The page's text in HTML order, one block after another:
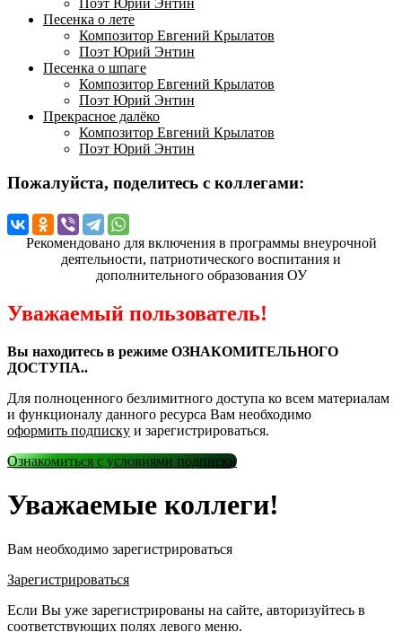
Песенка о лете
Композитор Евгений Крылатов
Поэт Юрий Энтин
Песенка о шпаге
Композитор Евгений Крылатов
Поэт Юрий Энтин
Прекрасное далёко
Композитор Евгений Крылатов
Поэт Юрий Энтин
Пожалуйста, поделитесь с коллегами:
Рекомендовано для включения в программы внеурочной
деятельности, патриотического воспитания и
дополнительного образования ОУ
Уважаемый пользователь!
Вы находитесь в режиме ОЗНАКОМИТЕЛЬНОГО
ДОСТУПА..
Для полноценного безлимитного доступа ко всем материалам
и функционалу данного ресурса Вам необходимо
оформить подписку и зарегистрироваться.
Ознакомиться с условиями подписки
Уважаемые коллеги!
Вам необходимо зарегистрироваться
Зарегистрироваться
Если Вы уже зарегистрированы на сайте, авторизуйтесь в
соответствующих полях левого меню.